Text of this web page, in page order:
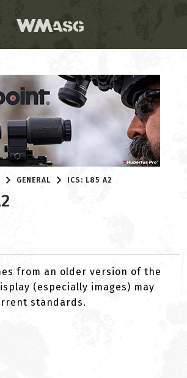
GENERAL ICS: L85 A2
from an older version of the
(especially images) may
standards.